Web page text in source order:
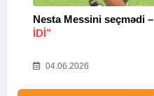
Nesta Messini seçmədi –
IDI”
04.06.2026